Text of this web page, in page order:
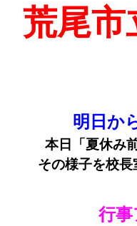
荒尾市
明日か
本日「夏休み
その様子を校長
行